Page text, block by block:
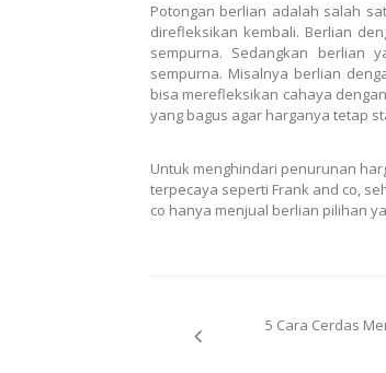
Potongan berlian adalah salah
direfleksikan kembali. Berlian
sempurna. Sedangkan berlian
sempurna. Misalnya berlian
bisa merefleksikan cahaya
yang bagus agar harganya tetap
Untuk menghindari penurunan
terpecaya seperti Frank and co,
co hanya menjual berlian pilihan
navigation
5 Cara Cerdas